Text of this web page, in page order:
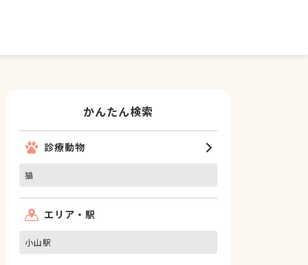
かんたん検索
診療動物
猫
エリア・駅
小山駅